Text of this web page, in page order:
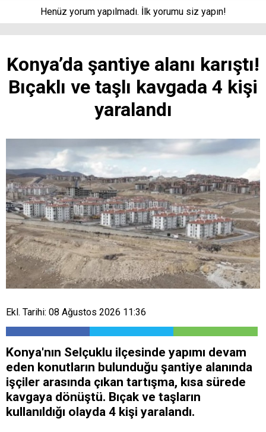
Henüz yorum yapılmadı. İlk yorumu siz yapın!
Konya’da şantiye alanı karıştı!
Bıçaklı ve taşlı kavgada 4 kişi
yaralandı
Ekl. Tarihi: 08 Ağustos 2026 11:36
Konya'nın Selçuklu ilçesinde yapımı devam
eden konutların bulunduğu şantiye alanında
işçiler arasında çıkan tartışma, kısa sürede
kavgaya dönüştü. Bıçak ve taşların
kullanıldığı olayda 4 kişi yaralandı.